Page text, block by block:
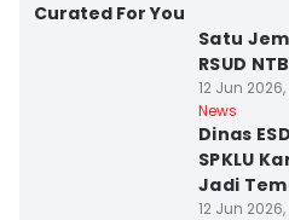
Curated For You
Satu
RSUD
12 Jun 2026,
News
Dinas
SPKLU
Jadi
12 Jun 2026,